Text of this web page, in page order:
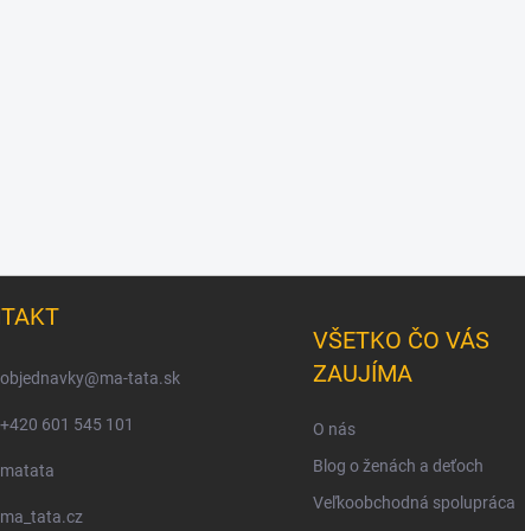
objednavky@ma-tata.sk
+420 601 545 101
matata
ma_tata.cz
VŠETKO ČO VÁS
ZAUJÍMA
O nás
Blog o ženách a deťoch
Veľkoobchodná spolupráca